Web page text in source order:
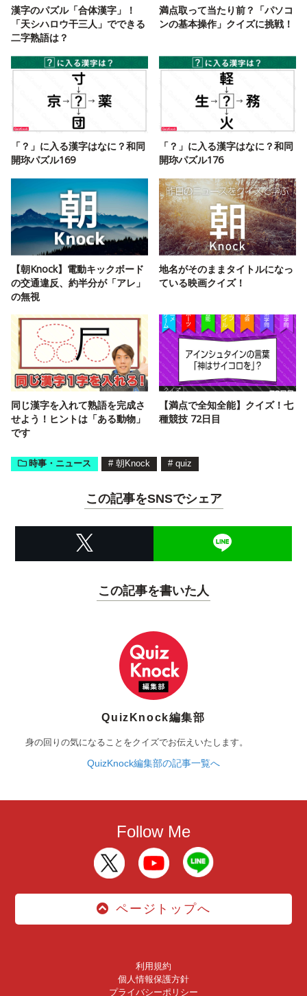
漢字のパズル「合体漢字」！
「天シハロウ干三人」でできる
二字熟語は？
満点取って当たり前？「パソコ
ンの基本操作」クイズに挑戦！
「？」に入る漢字はなに？和同
開珎パズル169
「？」に入る漢字はなに？和同
開珎パズル176
【朝Knock】電動キックボード
の交通違反、約半分が「アレ」
の無視
地名がそのままタイトルになっ
ている映画クイズ！
同じ漢字を入れて熟語を完成さ
せよう！ヒントは「ある動物」
です
【満点で全知全能】クイズ！七
種競技 72日目
時事・ニュース # 朝Knock # quiz
この記事をSNSでシェア
この記事を書いた人
QuizKnock編集部
身の回りの気になることをクイズでお伝えいたします。
QuizKnock編集部の記事一覧へ
Follow Me
ページトップへ
利用規約
個人情報保護方針
プライバシーポリシー